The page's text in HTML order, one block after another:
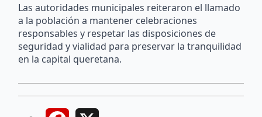
Las autoridades municipales reiteraron el llamado
a la población a mantener celebraciones
responsables y respetar las disposiciones de
seguridad y vialidad para preservar la tranquilidad
en la capital queretana.